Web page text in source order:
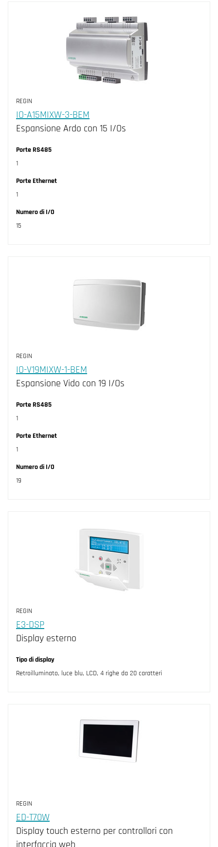
REGIN
IO-A15MIXW-3-BEM
Espansione Ardo con 15 I/Os
Porte RS485
1
Porte Ethernet
1
Numero di I/O
15
REGIN
IO-V19MIXW-1-BEM
Espansione Vido con 19 I/Os
Porte RS485
1
Porte Ethernet
1
Numero di I/O
19
REGIN
E3-DSP
Display esterno
Tipo di display
Retroilluminato, luce blu, LCD, 4 righe da 20 caratteri
REGIN
ED-T70W
Display touch esterno per controllori con